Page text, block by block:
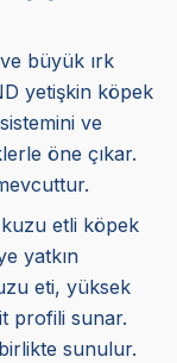
büyük ırk
yetişkin köpek
ve
öne çıkar.
etli köpek
yatkın
eti, yüksek
profili sunar.
sunulur.